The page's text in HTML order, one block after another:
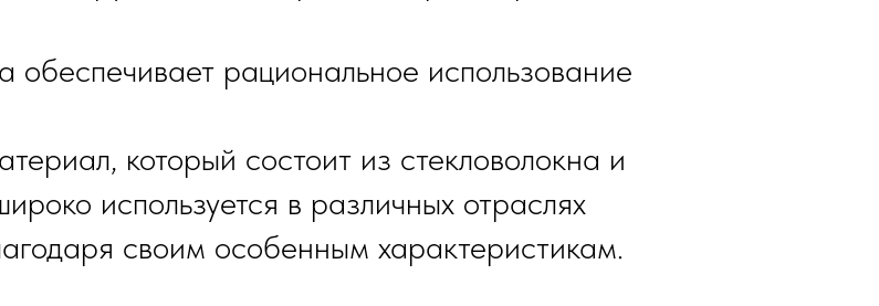
обеспечивает рациональное использование
который состоит из стекловолокна и
используется в различных отраслях
своим особенным характеристикам.